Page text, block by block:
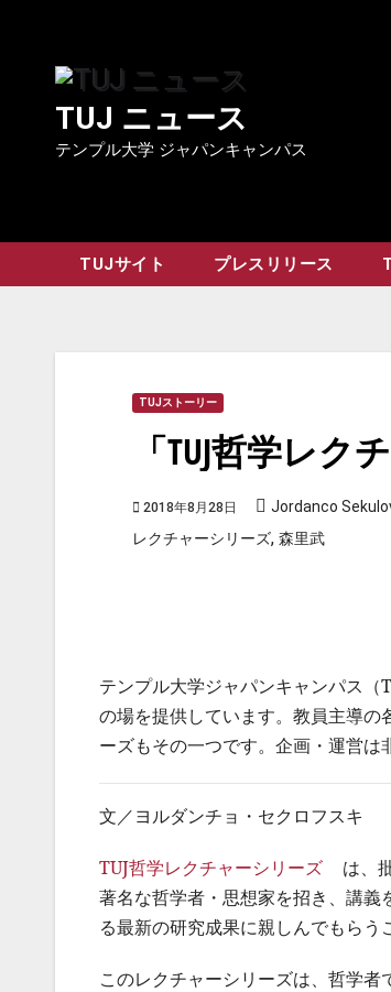
content
TUJ ニュース
テンプル大学 ジャパンキャンパス
TUJサイト プレスリリース
TUJストーリー
「TUJ哲学レ
2018年8月28日 Jordanco
レクチャーシリーズ, 森里武
テンプル大学ジャパンキャンパス
の場を提供しています。教員主導の
ーズもその一つです。企画・運営は
文／ヨルダンチョ・セクロフスキ
TUJ哲学レクチャーシリーズ
は、
著名な哲学者・思想家を招き、講
る最新の研究成果に親しんでもらう
このレクチャーシリーズは、哲学者